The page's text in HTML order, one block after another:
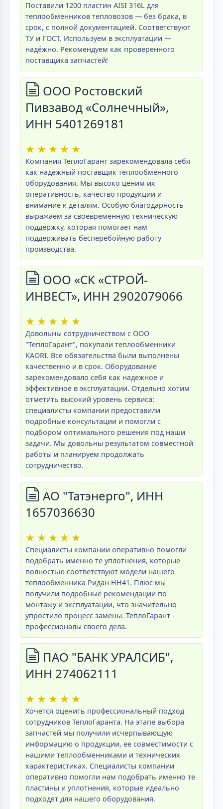
Поставили 1200 пластин AISI 316L для
теплообменников тепловозов — без брака, в
срок, с полной документацией. Соответствуют
ТУ и ГОСТ. Используем в эксплуатации —
надёжно. Рекомендуем как проверенного
поставщика запчастей!
ООО Ростовский
Пивзавод «Солнечный»,
ИНН 5401269181
★ ★ ★ ★ ★
Компания ТеплоГарант зарекомендовала себя
как надежный поставщик теплообменного
оборудования. Мы высоко ценим их
оперативность, качество продукции и
внимание к деталям. Особую благодарность
выражаем за своевременную техническую
поддержку, которая помогает нам
поддерживать бесперебойную работу
производства.
ООО «СК «СТРОЙ-
ИНВЕСТ», ИНН 2902079066
★ ★ ★ ★ ★
Довольны сотрудничеством с ООО
"ТеплоГарант", покупали теплообменники
KAORI. Все обязательства были выполнены
качественно и в срок. Оборудование
зарекомендовало себя как надежное и
эффективное в эксплуатации. Отдельно хотим
отметить высокий уровень сервиса:
специалисты компании предоставили
подробные консультации и помогли с
подбором оптимального решения под наши
задачи. Мы довольны результатом совместной
работы и планируем продолжать
сотрудничество.
АО "Татэнерго", ИНН
1657036630
★ ★ ★ ★ ★
Специалисты компании оперативно помогли
подобрать именно те уплотнения, которые
полностью соответствуют модели нашего
теплообменника Ридан НН41. Плюс мы
получили подробные рекомендации по
монтажу и эксплуатации, что значительно
упростило процесс замены. ТеплоГарант -
профессионалы своего дела.
ПАО "БАНК УРАЛСИБ",
ИНН 274062111
★ ★ ★ ★ ★
Хочется оценить профессиональный подход
сотрудников ТеплоГаранта. На этапе выбора
запчастей мы получили исчерпывающую
информацию о продукции, ее совместимости с
нашими теплообменниками и технических
характеристиках. Специалисты компании
оперативно помогли нам подобрать именно те
пластины и уплотнения, которые идеально
подходят для нашего оборудования.